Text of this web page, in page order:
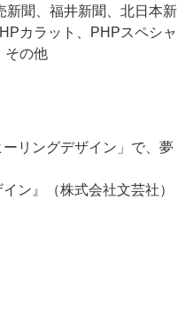
新聞、福井新聞、北日本新
カラット、PHPスペシャ
その他
リングデザイン」で、夢
ン』（株式会社文芸社）